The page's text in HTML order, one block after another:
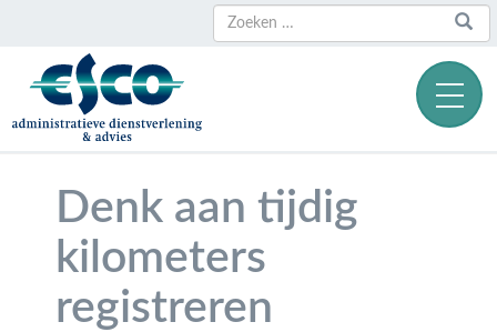
Zoeken
Zoeken
naar:
Denk aan tijdig
kilometers
registreren